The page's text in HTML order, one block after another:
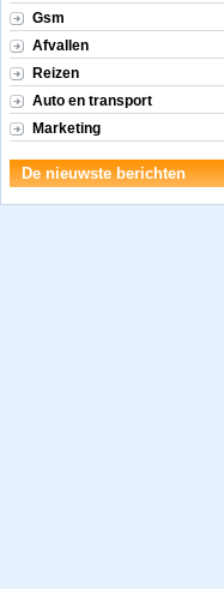
Gsm
Afvallen
Reizen
Auto en transport
Marketing
De nieuwste berichten